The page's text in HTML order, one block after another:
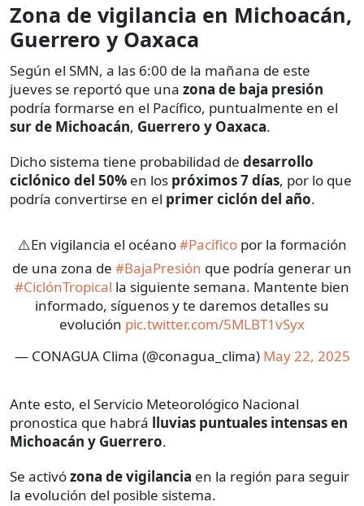
Zona de vigilancia en Michoacán,
Guerrero y Oaxaca
Según el SMN, a las 6:00 de la mañana de este
jueves se reportó que una zona de baja presión
podría formarse en el Pacífico, puntualmente en el
sur de Michoacán, Guerrero y Oaxaca.
Dicho sistema tiene probabilidad de desarrollo
ciclónico del 50% en los próximos 7 días, por lo que
podría convertirse en el primer ciclón del año.
⚠️En vigilancia el océano#Pacíficopor la formación
de una zona de #BajaPresión que podría generar un
#CiclónTropical la siguiente semana. Mantente bien
informado, síguenos y te daremos detalles su
evolución pic.twitter.com/5MLBT1vSyx
— CONAGUA Clima (@conagua_clima) May 22, 2025
Ante esto, el Servicio Meteorológico Nacional
pronostica que habrá lluvias puntuales intensas en
Michoacán y Guerrero.
Se activózona de vigilancia en la región para seguir
la evolución del posible sistema.